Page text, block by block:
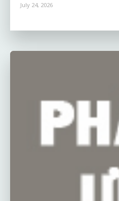
July 24, 2026